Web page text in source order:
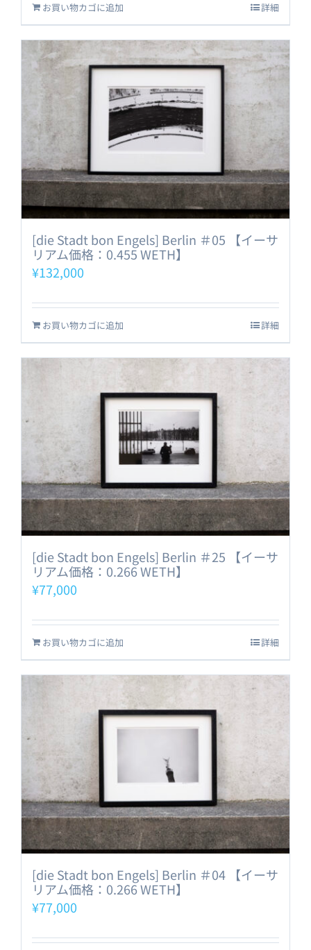
お買い物カゴに追加 詳細
[die Stadt bon Engels] Berlin ＃05 【イーサ
リアム価格：0.455 WETH】
¥132,000
お買い物カゴに追加 詳細
[die Stadt bon Engels] Berlin ＃25 【イーサ
リアム価格：0.266 WETH】
¥77,000
お買い物カゴに追加 詳細
[die Stadt bon Engels] Berlin ＃04 【イーサ
リアム価格：0.266 WETH】
¥77,000